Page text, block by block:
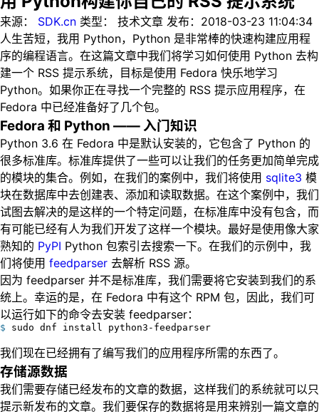
来源： SDK.cn 类型： 技术文章 发布： 2018-03-23 11:04:34
人生苦短，我用 Python，Python 是非常棒的快速构建应用程
序的编程语言。在这篇文章中我们将学习如何使用 Python 去构
建一个 RSS 提示系统，目标是使用 Fedora 快乐地学习
Python。如果你正在寻找一个完整的 RSS 提示应用程序，在
Fedora 中已经准备好了几个包。
Fedora 和 Python —— 入门知识
Python 3.6 在 Fedora 中是默认安装的，它包含了 Python 的
很多标准库。标准库提供了一些可以让我们的任务更加简单完成
的模块的集合。例如，在我们的案例中，我们将使用 sqlite3 模
块在数据库中去创建表、添加和读取数据。在这个案例中，我们
试图去解决的是这样的一个特定问题，在标准库中没有包含，而
有可能已经有人为我们开发了这样一个模块。最好是使用像大家
熟知的 PyPI Python 包索引去搜索一下。在我们的示例中，我
们将使用 feedparser 去解析 RSS 源。
因为 feedparser 并不是标准库，我们需要将它安装到我们的系
统上。幸运的是，在 Fedora 中有这个 RPM 包，因此，我们可
以运行如下的命令去安装 feedparser：
$ sudo dnf install python3-feedparser
我们现在已经拥有了编写我们的应用程序所需的东西了。
存储源数据
我们需要存储已经发布的文章的数据，这样我们的系统就可以只
提示新发布的文章。我们要保存的数据将是用来辨别一篇文章的